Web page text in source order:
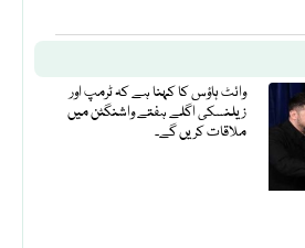
وائٹ ہاؤس کا کہنا ہے کہ ٹرمپ اور
زیلنسکی اگلے ہفتے واشنگٹن میں
ملاقات کریں گے۔